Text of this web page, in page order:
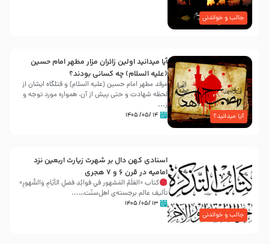
جالب و خواندنی
آیا میدانید؟
آیا میدانید اولین زائران مزار مطهر امام حسین
(علیه السلام) چه کسانی بودند؟
مرقد مطهر امام حسین (علیه السلام) و قتلگاه ایشان از
لحظه شهادت و حتی پیش از آن، همواره مورد توجه و
ز...
۱۴ /۰۵/ ۱۴۰۵
جالب و خواندنی
اسنادی کهن دال بر شهرت زیارت اربعین نزد
امامیه در قرن ۶ و ۷ هجری
کتاب «العَلَمُ المَشهور في فَوائِدِ فَضلِ الأيّامِ وَالشُّهورِ»
تألیف عالم برجسته‌ی اهل‌سنّت…...
۱۳ /۰۵/ ۱۴۰۵